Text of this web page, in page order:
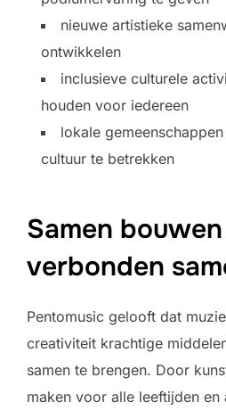
nieuwe artistieke
ontwikkelen
inclusieve culturele
houden voor iedereen
lokale
cultuur te betrekken
Samen
verbonden
Pentomusic gelooft dat
creativiteit krachtige
samen te brengen. Door
maken voor alle leeftijden en